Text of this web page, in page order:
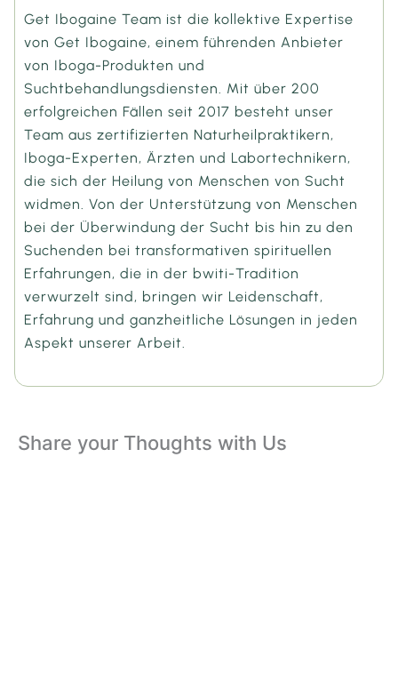
Get Ibogaine Team ist die kollektive Expertise
von Get Ibogaine, einem führenden Anbieter
von Iboga-Produkten und
Suchtbehandlungsdiensten. Mit über 200
erfolgreichen Fällen seit 2017 besteht unser
Team aus zertifizierten Naturheilpraktikern,
Iboga-Experten, Ärzten und Labortechnikern,
die sich der Heilung von Menschen von Sucht
widmen. Von der Unterstützung von Menschen
bei der Überwindung der Sucht bis hin zu den
Suchenden bei transformativen spirituellen
Erfahrungen, die in der bwiti-Tradition
verwurzelt sind, bringen wir Leidenschaft,
Erfahrung und ganzheitliche Lösungen in jeden
Aspekt unserer Arbeit.
Share your Thoughts with Us